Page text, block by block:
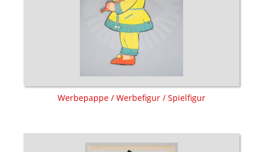
Werbepappe / Werbefigur / Spielfigur